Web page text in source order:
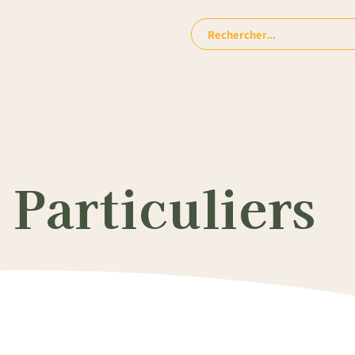
Rechercher:
Particuliers